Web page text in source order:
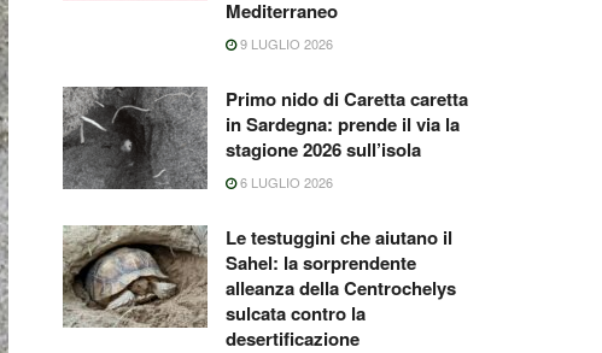
Mediterraneo
9 LUGLIO 2026
Primo nido di Caretta caretta
in Sardegna: prende il via la
stagione 2026 sull’isola
6 LUGLIO 2026
Le testuggini che aiutano il
Sahel: la sorprendente
alleanza della Centrochelys
sulcata contro la
desertificazione